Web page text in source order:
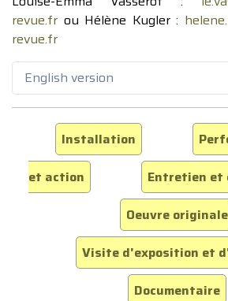
revue.fr ou Hélène Kugler :
revue.fr
English version
Installation
et action
Entretien et
Oeuvre originale
Visite d'exposition et
Documentaire